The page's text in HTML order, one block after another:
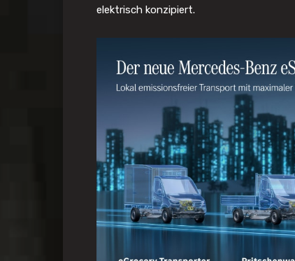
elektrisch konzipiert.